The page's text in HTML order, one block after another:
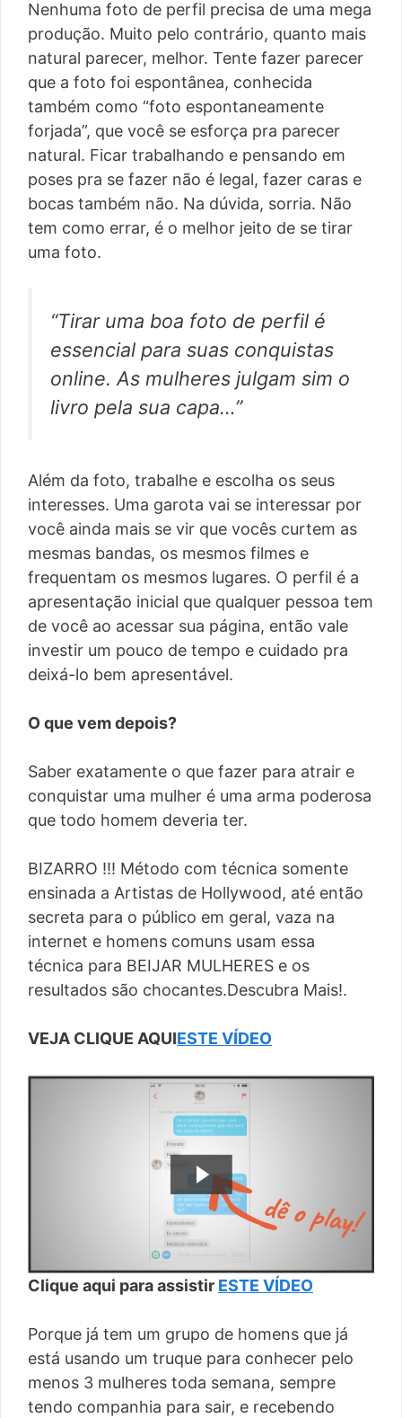
Nenhuma foto de perfil precisa de uma mega
produção. Muito pelo contrário, quanto mais
natural parecer, melhor. Tente fazer parecer
que a foto foi espontânea, conhecida
também como “foto espontaneamente
forjada”, que você se esforça pra parecer
natural. Ficar trabalhando e pensando em
poses pra se fazer não é legal, fazer caras e
bocas também não. Na dúvida, sorria. Não
tem como errar, é o melhor jeito de se tirar
uma foto.
“Tirar uma boa foto de perfil é
essencial para suas conquistas
online. As mulheres julgam sim o
livro pela sua capa…”
Além da foto, trabalhe e escolha os seus
interesses. Uma garota vai se interessar por
você ainda mais se vir que vocês curtem as
mesmas bandas, os mesmos filmes e
frequentam os mesmos lugares. O perfil é a
apresentação inicial que qualquer pessoa tem
de você ao acessar sua página, então vale
investir um pouco de tempo e cuidado pra
deixá-lo bem apresentável.
O que vem depois?
Saber exatamente o que fazer para atrair e
conquistar uma mulher é uma arma poderosa
que todo homem deveria ter.
BIZARRO !!! Método com técnica somente
ensinada a Artistas de Hollywood, até então
secreta para o público em geral, vaza na
internet e homens comuns usam essa
técnica para BEIJAR MULHERES e os
resultados são chocantes.Descubra Mais!.
VEJA CLIQUE AQUIESTE VÍDEO
Clique aqui para assistir ESTE VÍDEO
Porque já tem um grupo de homens que já
está usando um truque para conhecer pelo
menos 3 mulheres toda semana, sempre
tendo companhia para sair, e recebendo